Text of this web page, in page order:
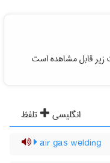
زیر قابل مشاهده است
انگلیسی
تلفظ
air gas welding